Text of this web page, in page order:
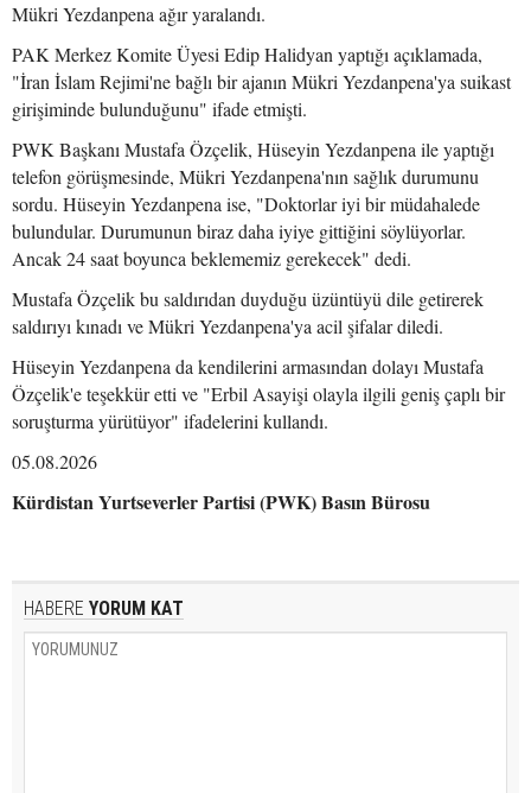
Mükri Yezdanpena ağır yaralandı.
PAK Merkez Komite Üyesi Edip Halidyan yaptığı açıklamada,
"İran İslam Rejimi'ne bağlı bir ajanın Mükri Yezdanpena'ya suikast
girişiminde bulunduğunu" ifade etmişti.
PWK Başkanı Mustafa Özçelik, Hüseyin Yezdanpena ile yaptığı
telefon görüşmesinde, Mükri Yezdanpena'nın sağlık durumunu
sordu. Hüseyin Yezdanpena ise, "Doktorlar iyi bir müdahalede
bulundular. Durumunun biraz daha iyiye gittiğini söylüyorlar.
Ancak 24 saat boyunca beklememiz gerekecek" dedi.
Mustafa Özçelik bu saldırıdan duyduğu üzüntüyü dile getirerek
saldırıyı kınadı ve Mükri Yezdanpena'ya acil şifalar diledi.
Hüseyin Yezdanpena da kendilerini armasından dolayı Mustafa
Özçelik'e teşekkür etti ve "Erbil Asayişi olayla ilgili geniş çaplı bir
soruşturma yürütüyor" ifadelerini kullandı.
05.08.2026
Kürdistan Yurtseverler Partisi (PWK) Basın Bürosu
HABERE YORUM KAT